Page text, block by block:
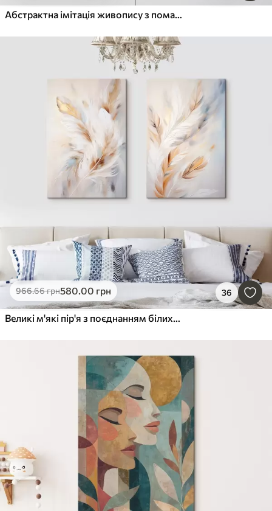
Абстрактна імітація живопису з помаранчевими та сірими колами, листям і гілками, сучасний стиль, ефект акварелі
966.66грн580.00 грн 36
Великі м'які пір'я з поєднанням білих, жовтих і коричневих відтінків на світлому абстрактному тлі